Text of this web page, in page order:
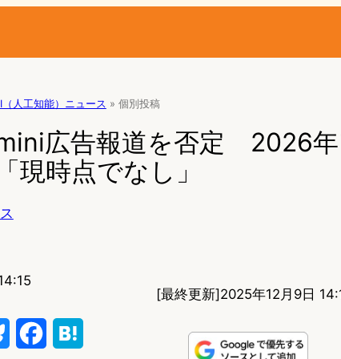
（人工知能）ニュース » 個別投稿
広告報道を否定 2026年
現時点でなし」
[最終更新]2025年12月9日